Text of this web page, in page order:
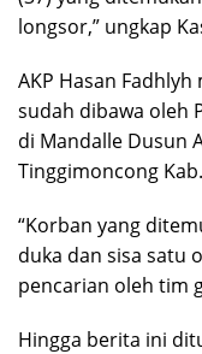
longsor,” ungkap
AKP Hasan
sudah dibawa oleh
di Mandalle Dusun
Tinggimoncong
“Korban yang
duka dan sisa satu
pencarian oleh tim
Hingga berita ini